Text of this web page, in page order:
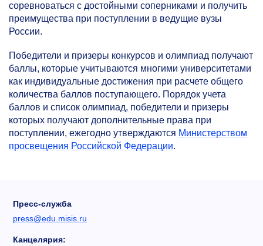
соревноваться с достойными соперниками и получить
преимущества при поступлении в ведущие вузы
России.
Победители и призеры конкурсов и олимпиад получают
баллы, которые учитываются многими университетами
как индивидуальные достижения при расчете общего
количества баллов поступающего. Порядок учета
баллов и список олимпиад, победители и призеры
которых получают дополнительные права при
поступлении, ежегодно утверждаются Министерством
просвещения Российской Федерации.
Пресс-служба
press@edu.misis.ru
Канцелярия: